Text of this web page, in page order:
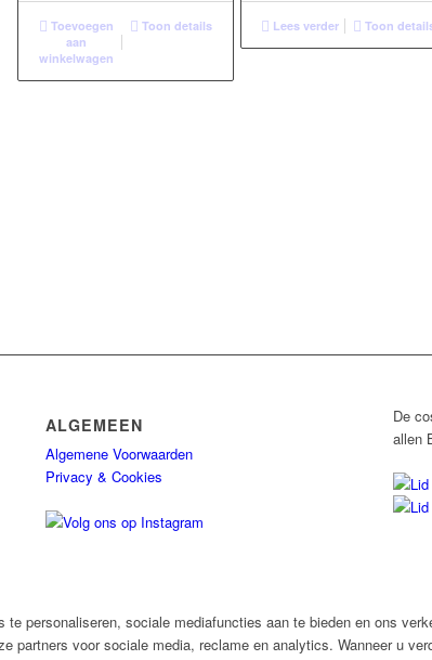
Toevoegen
aan
winkelwagen
Toon details Lees verder Toon
ALGEMEEN
Algemene Voorwaarden
Privacy & Cookies
De
allen
personaliseren, sociale mediafuncties aan te bieden en ons
partners voor sociale media, reclame en analytics. Wanneer u